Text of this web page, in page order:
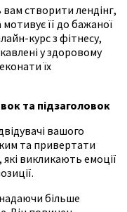
створити лендінг,
її до бажаної
курс з фітнесу,
у здоровому
їх
та підзаголовок
вашого
та привертати
викликають емоції
більше